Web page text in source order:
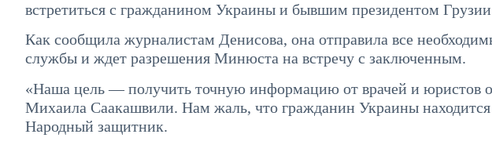
встретиться с гражданином Украины и бывшим президентом
Как сообщила журналистам Денисова, она отправила все
службы и ждет разрешения Минюста на встречу с заключенным.
«Наша цель — получить точную информацию от врачей и юристов о
Михаила Саакашвили. Нам жаль, что гражданин Украины
Народный защитник.